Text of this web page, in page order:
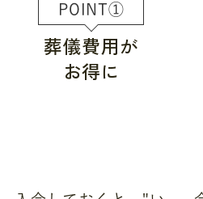
POINT①
葬儀費用が
お得に